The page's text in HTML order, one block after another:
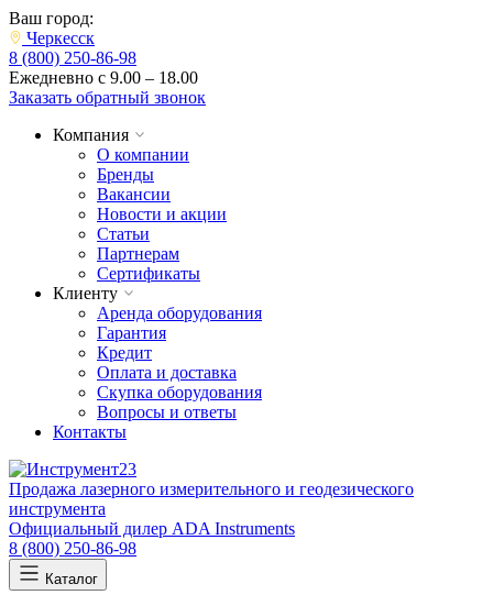
Ваш город:
Черкесск
8 (800) 250-86-98
Ежедневно с 9.00 – 18.00
Заказать обратный звонок
Компания
О компании
Бренды
Вакансии
Новости и акции
Статьи
Партнерам
Сертификаты
Клиенту
Аренда оборудования
Гарантия
Кредит
Оплата и доставка
Скупка оборудования
Вопросы и ответы
Контакты
Продажа лазерного измерительного и геодезического
инструмента
Официальный дилер ADA Instruments
8 (800) 250-86-98
Каталог